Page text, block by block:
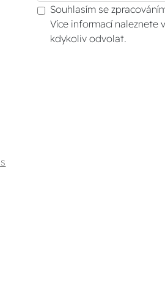
Souhlasím se
Více informací naleznete
kdykoliv odvolat.